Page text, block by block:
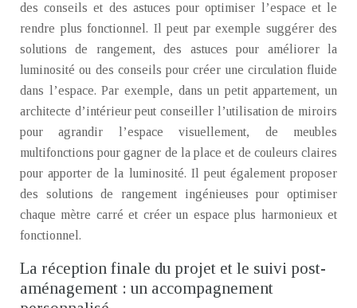
des conseils et des astuces pour optimiser l’espace et le
rendre plus fonctionnel. Il peut par exemple suggérer des
solutions de rangement, des astuces pour améliorer la
luminosité ou des conseils pour créer une circulation fluide
dans l’espace. Par exemple, dans un petit appartement, un
architecte d’intérieur peut conseiller l’utilisation de miroirs
pour agrandir l’espace visuellement, de meubles
multifonctions pour gagner de la place et de couleurs claires
pour apporter de la luminosité. Il peut également proposer
des solutions de rangement ingénieuses pour optimiser
chaque mètre carré et créer un espace plus harmonieux et
fonctionnel.
La réception finale du projet et le suivi post-
aménagement : un accompagnement